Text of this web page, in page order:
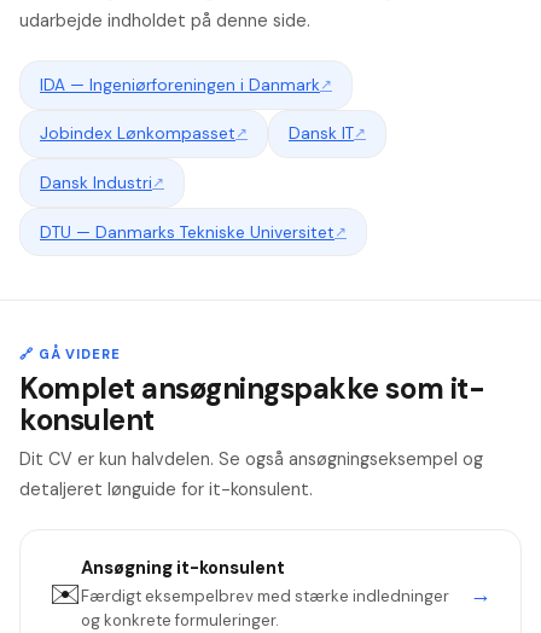
udarbejde indholdet på denne side.
IDA — Ingeniørforeningen i Danmark↗
Jobindex Lønkompasset↗ Dansk IT↗
Dansk Industri↗
DTU — Danmarks Tekniske Universitet↗
🔗 GÅ VIDERE
Komplet ansøgningspakke som it-
konsulent
Dit CV er kun halvdelen. Se også ansøgningseksempel og
detaljeret lønguide for it-konsulent.
✉️
Ansøgning it-konsulent
Færdigt eksempelbrev med stærke indledninger
og konkrete formuleringer.
→